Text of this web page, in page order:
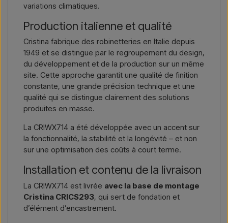
variations climatiques.
Production italienne et qualité
Cristina fabrique des robinetteries en Italie depuis
1949 et se distingue par le regroupement du design,
du développement et de la production sur un même
site. Cette approche garantit une qualité de finition
constante, une grande précision technique et une
qualité qui se distingue clairement des solutions
produites en masse.
La CRIWX714 a été développée avec un accent sur
la fonctionnalité, la stabilité et la longévité – et non
sur une optimisation des coûts à court terme.
Installation et contenu de la livraison
La CRIWX714 est livrée avec la base de montage
Cristina CRICS293, qui sert de fondation et
d’élément d’encastrement.